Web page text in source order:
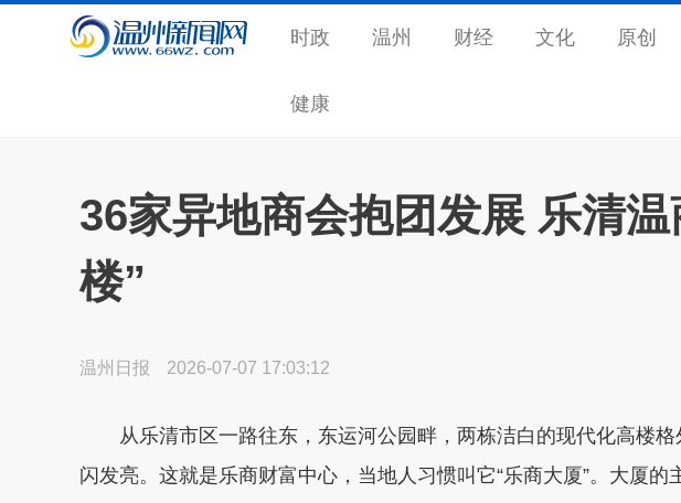
时政 温州 财经 文化 原创
健康
36家异地商会抱团发展 乐清
楼”
温州日报 2026-07-07 17:03:12
从乐清市区一路往东，东运河公园畔，两栋洁白的现代化高楼格
闪发亮。这就是乐商财富中心，当地人习惯叫它“乐商大厦”。大厦